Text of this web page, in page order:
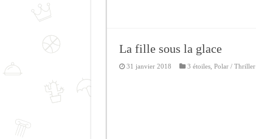
La fille sous la glace
31 janvier 2018 3 étoiles, Polar / Thriller